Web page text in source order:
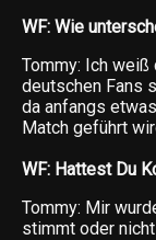
WF: Wie
Tommy: Ich
deutschen Fans
da anfangs
Match geführt
WF: Hattest Du
Tommy: Mir
stimmt oder